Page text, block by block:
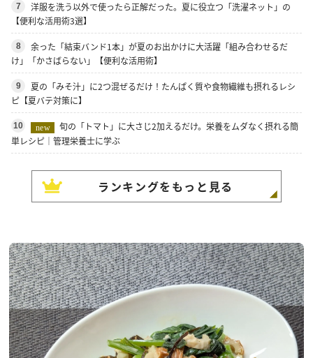
7
洋服を洗う以外で使ったら正解だった。夏に役立つ「洗濯ネット」の
【便利な活用術3選】
8
余った「結束バンド1本」が夏のお出かけに大活躍「組み合わせるだ
け」「かさばらない」【便利な活用術】
9
夏の「みそ汁」に2つ混ぜるだけ！たんぱく質や食物繊維も摂れるレシ
ピ【夏バテ対策に】
10 new
旬の「トマト」に大さじ2加えるだけ。栄養をムダなく摂れる簡
単レシピ｜管理栄養士に学ぶ
ランキングをもっと見る